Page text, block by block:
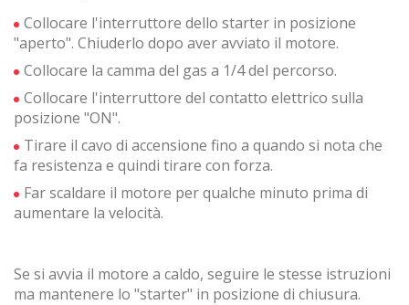
Collocare l'interruttore dello starter in posizione
"aperto". Chiuderlo dopo aver avviato il motore.
Collocare la camma del gas a 1/4 del percorso.
Collocare l'interruttore del contatto elettrico sulla
posizione "ON".
Tirare il cavo di accensione fino a quando si nota che
fa resistenza e quindi tirare con forza.
Far scaldare il motore per qualche minuto prima di
aumentare la velocità.
Se si avvia il motore a caldo, seguire le stesse istruzioni
ma mantenere lo "starter" in posizione di chiusura.